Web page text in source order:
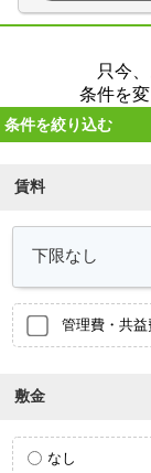
只今
条件を
条件を絞り込む
賃料
管理費・共益
敷金
なし